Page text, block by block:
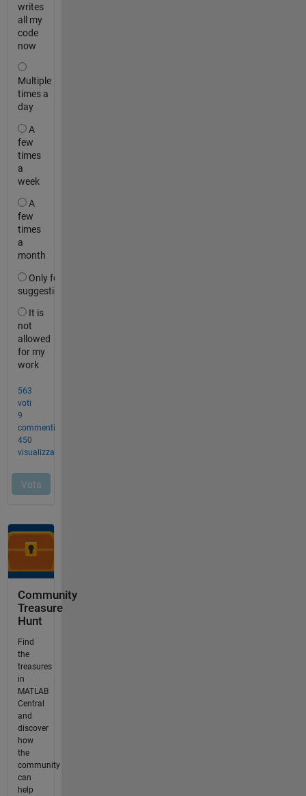
Community
Treasure
Hunt
Find
the
treasures
in
MATLAB
Central
and
discover
how
the
community
can
help